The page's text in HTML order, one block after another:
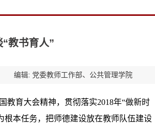
教书育人”
编辑: 党委教师工作部、公共管理学院
教育大会精神，贯彻落实2018年“做新时
根本任务，把师德建设放在教师队伍建设